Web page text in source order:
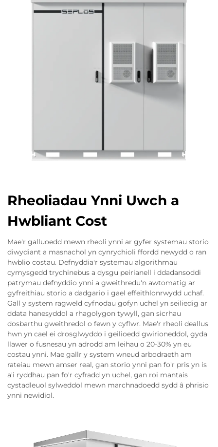
Rheoliadau Ynni Uwch a
Hwbliant Cost
Mae'r galluoedd mewn rheoli ynni ar gyfer systemau storio
diwydiant a masnachol yn cynrychioli ffordd newydd o ran
hwblio costau. Defnyddia'r systemau algorithmau
cymysgedd trychinebus a dysgu peirianell i ddadansoddi
patrymau defnyddio ynni a gweithredu'n awtomatig ar
gyfreithiau storio a dadgario i gael effeithlonrwydd uchaf.
Gall y system ragweld cyfnodau gofyn uchel yn seiliedig ar
ddata hanesyddol a rhagolygon tywyll, gan sicrhau
dosbarthu gweithredol o fewn y cyflwr. Mae'r rheoli deallus
hwn yn cael ei drosglwyddo i geilioedd gwirioneddol, gyda
llawer o fusnesau yn adrodd am leihau o 20-30% yn eu
costau ynni. Mae gallr y system wneud arbodraeth am
rateiau mewn amser real, gan storio ynni pan fo'r pris yn is
a'i ryddhau pan fo'r cyfradd yn uchel, gan roi mantais
cystadleuol sylweddol mewn marchnadoedd sydd â phrisio
ynni newidiol.